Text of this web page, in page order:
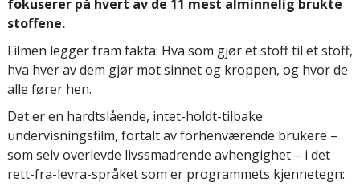
fokuserer på hvert av de 11 mest alminnelig brukte
stoffene.
Filmen legger fram fakta: Hva som gjør et stoff til et stoff,
hva hver av dem gjør mot sinnet og kroppen, og hvor de
alle fører hen.
Det er en hardtslående, intet-holdt-tilbake
undervisningsfilm, fortalt av forhenværende brukere –
som selv overlevde livssmadrende avhengighet – i det
rett-fra-levra-språket som er programmets kjennetegn: